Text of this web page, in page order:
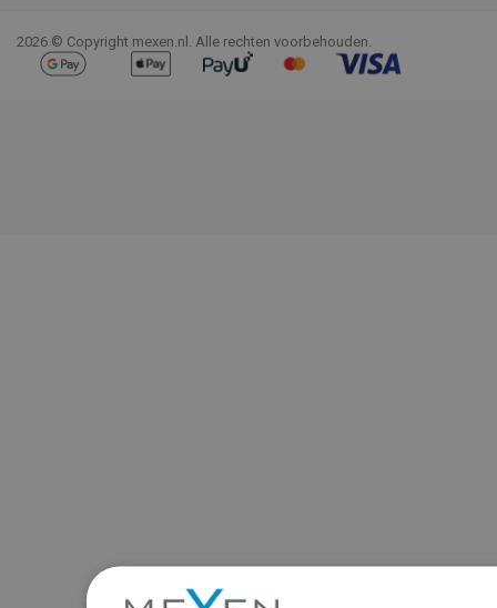
2026 © Copyright mexen.nl. Alle rechten voorbehouden.